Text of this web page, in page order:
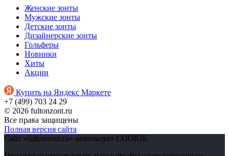
Женские зонты
Мужские зонты
Детские зонты
Дизайнерские зонты
Гольферы
Новинки
Хиты
Акции
Купить на Яндекс Маркете
+7 (499) 703 24 29
© 2026 fultonzont.ru
Все права защищены
Полная версия сайта
Сайт «fultonzont.ru» использует COOKIE